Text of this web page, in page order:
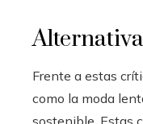
Frente a estas
como la moda